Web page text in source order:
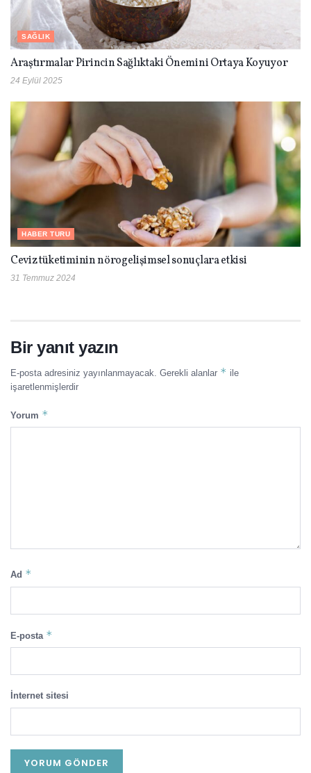
SAĞLIK
Araştırmalar Pirincin Sağlıktaki Önemini Ortaya Koyuyor
24 Eylül 2025
HABER TURU
Ceviz tüketiminin nörogelişimsel sonuçlara etkisi
31 Temmuz 2024
Bir yanıt yazın
E-posta adresiniz yayınlanmayacak. Gerekli alanlar * ile
işaretlenmişlerdir
Yorum *
Ad *
E-posta *
İnternet sitesi